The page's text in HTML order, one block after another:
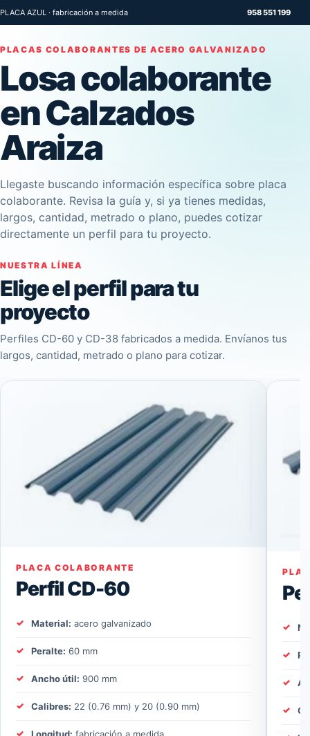
PLACA AZUL · fabricación a medida 958 551 199
PLACAS COLABORANTES DE ACERO GALVANIZADO
Losa colaborante
en Calzados
Araiza
Llegaste buscando información específica sobre placa
colaborante. Revisa la guía y, si ya tienes medidas,
largos, cantidad, metrado o plano, puedes cotizar
directamente un perfil para tu proyecto.
NUESTRA LÍNEA
Elige el perfil para tu
proyecto
Perfiles CD-60 y CD-38 fabricados a medida. Envíanos tus
largos, cantidad, metrado o plano para cotizar.
PLACA COLABORANTE
Perfil CD-60
Material: acero galvanizado
Peralte: 60 mm
Ancho útil: 900 mm
Calibres: 22 (0.76 mm) y 20 (0.90 mm)